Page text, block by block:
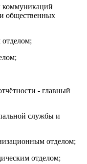
коммуникаций
общественных
- главный
службы и
отделом;
отделом;